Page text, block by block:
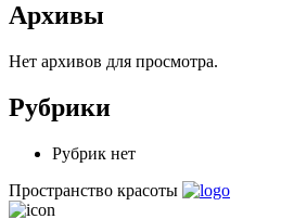
Архивы
Нет архивов для просмотра.
Рубрики
Рубрик нет
Пространство красоты